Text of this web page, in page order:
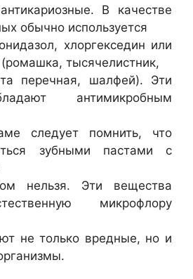
В качестве
обычно используется
хлоргекседин или
тысячелистник,
перечная, шалфей). Эти
антимикробным
следует помнить, что
зубными пастами с
нельзя. Эти вещества
микрофлору
не только вредные, но и